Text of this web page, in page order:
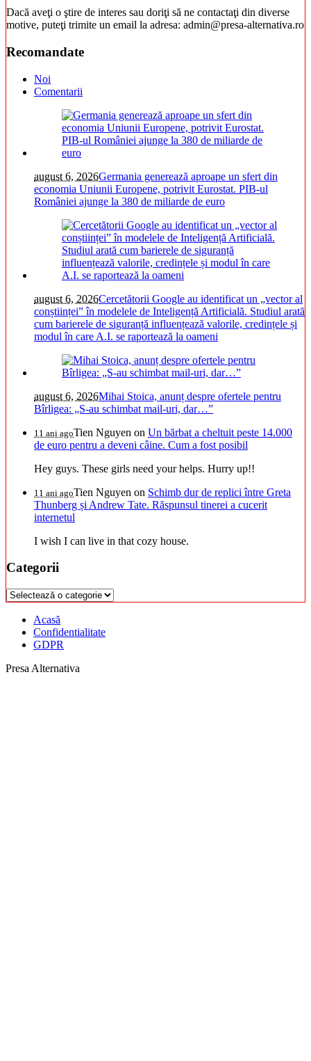
Dacă aveţi o ştire de interes sau doriţi să ne contactaţi din diverse
motive, puteţi trimite un email la adresa: admin@presa-alternativa.ro
Recomandate
Noi
Comentarii
august 6, 2026Germania generează aproape un sfert din
economia Uniunii Europene, potrivit Eurostat. PIB-ul
României ajunge la 380 de miliarde de euro
august 6, 2026Cercetătorii Google au identificat un „vector al
conștiinței” în modelele de Inteligență Artificială. Studiul arată
cum barierele de siguranță influențează valorile, credințele și
modul în care A.I. se raportează la oameni
august 6, 2026Mihai Stoica, anunț despre ofertele pentru
Bîrligea: „S-au schimbat mail-uri, dar…”
11 ani agoTien Nguyen on Un bărbat a cheltuit peste 14.000
de euro pentru a deveni câine. Cum a fost posibil
Hey guys. These girls need your helps. Hurry up!!
11 ani agoTien Nguyen on Schimb dur de replici între Greta
Thunberg și Andrew Tate. Răspunsul tinerei a cucerit
internetul
I wish I can live in that cozy house.
Categorii
Categorii
Acasă
Confidentialitate
GDPR
Presa Alternativa